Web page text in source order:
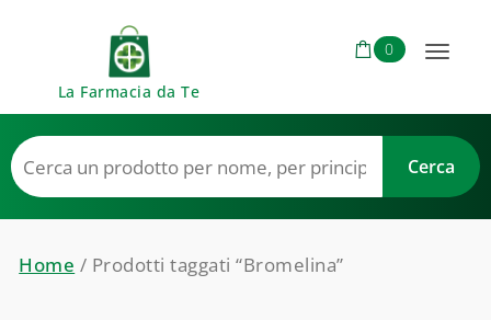
La Farmacia da Te
0
Toggle
Home / Prodotti taggati “Bromelina”